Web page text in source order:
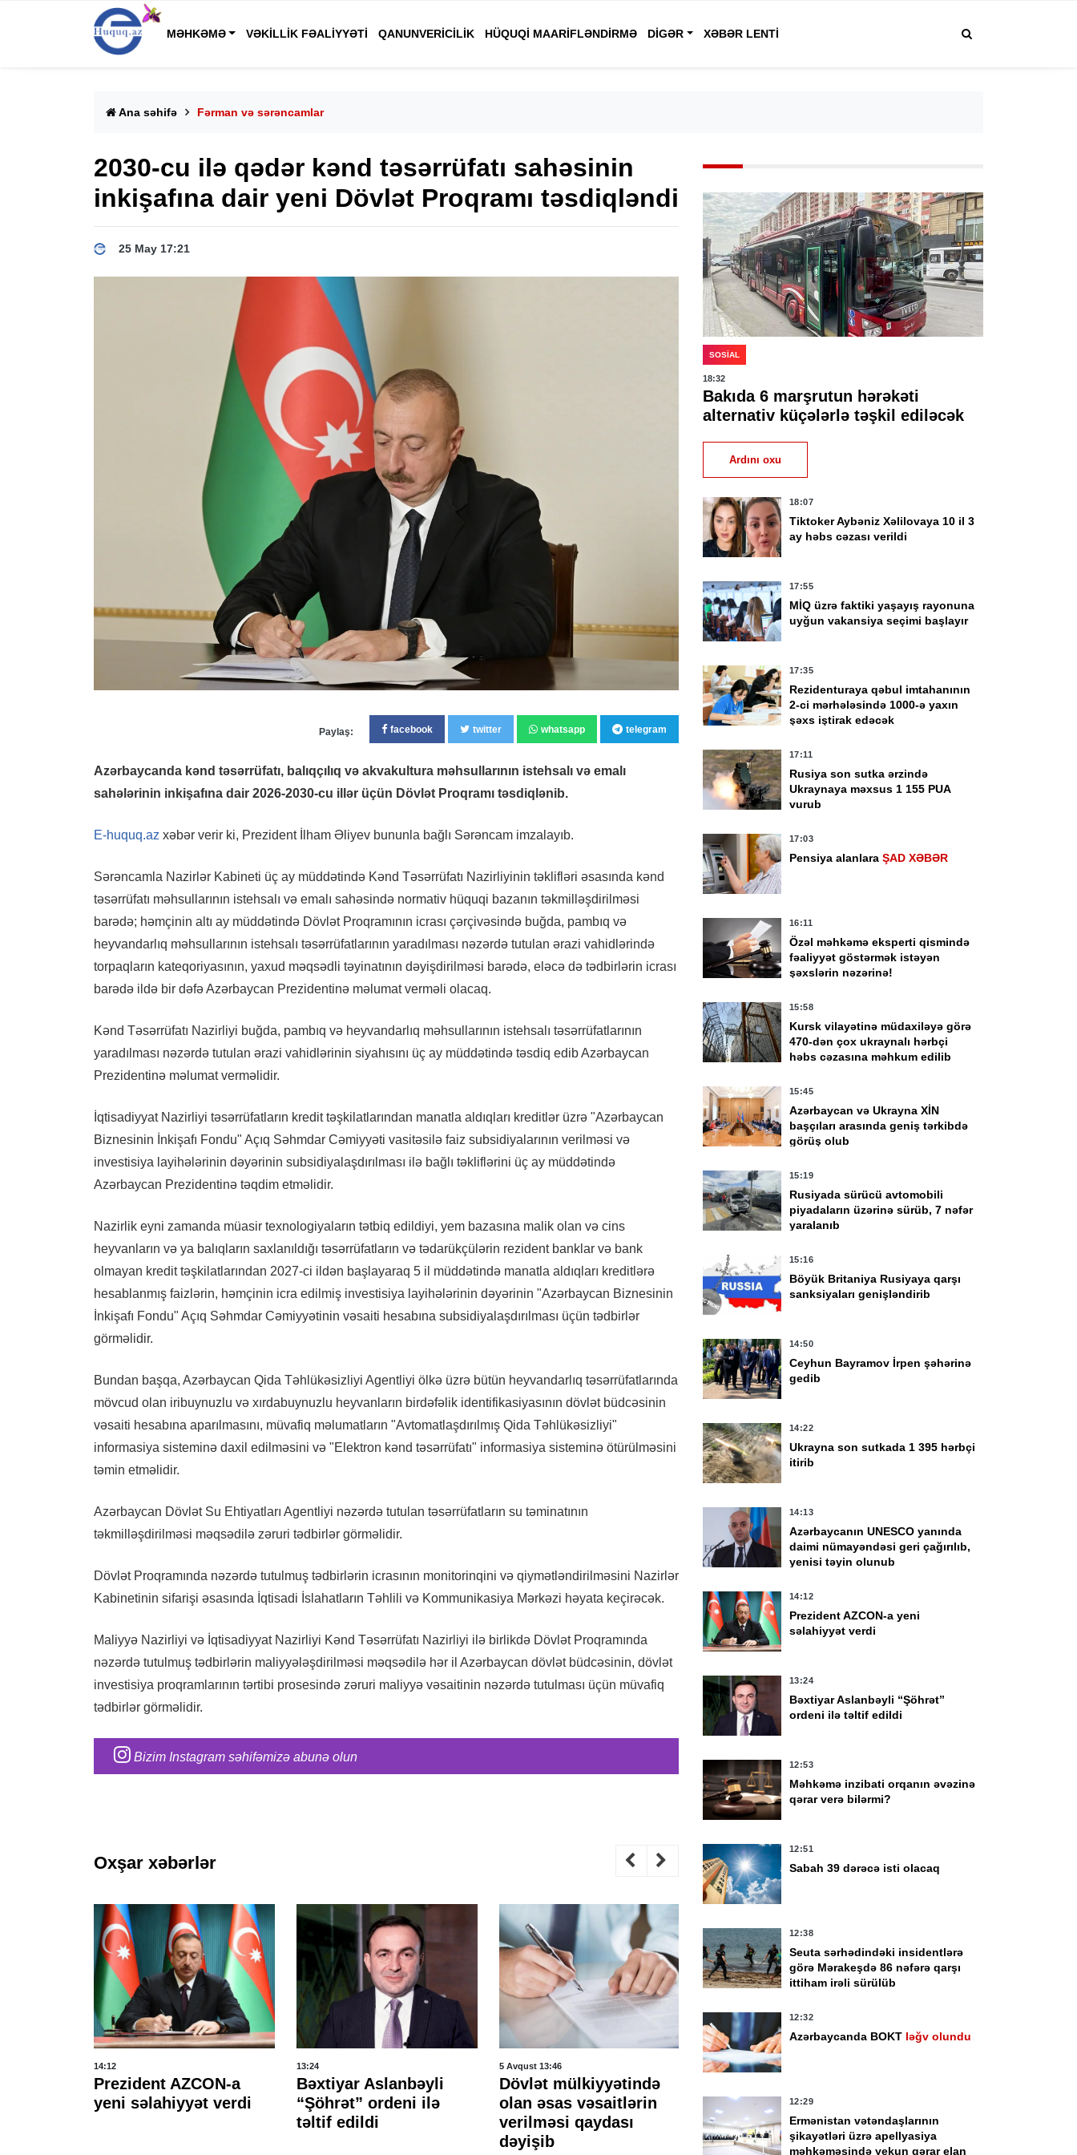
MƏHKƏMƏ VƏKILLIK FƏALIYYƏTI QANUNVERICILIK HÜQUQI MAARIFLƏNDIRMƏ DIGƏR XƏBƏR LENTI
Ana səhifə Fərman və sərəncamlar
2030-cu ilə qədər kənd təsərrüfatı sahəsinin
inkişafına dair yeni Dövlət Proqramı təsdiqləndi
25 May 17:21
Paylaş: facebook twitter whatsapp telegram
Azərbaycanda kənd təsərrüfatı, balıqçılıq və akvakultura məhsullarının istehsalı və emalı
sahələrinin inkişafına dair 2026-2030-cu illər üçün Dövlət Proqramı təsdiqlənib.
E-huquq.az xəbər verir ki, Prezident İlham Əliyev bununla bağlı Sərəncam imzalayıb.
Sərəncamla Nazirlər Kabineti üç ay müddətində Kənd Təsərrüfatı Nazirliyinin təklifləri əsasında kənd
təsərrüfatı məhsullarının istehsalı və emalı sahəsində normativ hüquqi bazanın təkmilləşdirilməsi
barədə; həmçinin altı ay müddətində Dövlət Proqramının icrası çərçivəsində buğda, pambıq və
heyvandarlıq məhsullarının istehsalı təsərrüfatlarının yaradılması nəzərdə tutulan ərazi vahidlərində
torpaqların kateqoriyasının, yaxud məqsədli təyinatının dəyişdirilməsi barədə, eləcə də tədbirlərin icrası
barədə ildə bir dəfə Azərbaycan Prezidentinə məlumat verməli olacaq.
Kənd Təsərrüfatı Nazirliyi buğda, pambıq və heyvandarlıq məhsullarının istehsalı təsərrüfatlarının
yaradılması nəzərdə tutulan ərazi vahidlərinin siyahısını üç ay müddətində təsdiq edib Azərbaycan
Prezidentinə məlumat verməlidir.
İqtisadiyyat Nazirliyi təsərrüfatların kredit təşkilatlarından manatla aldıqları kreditlər üzrə "Azərbaycan
Biznesinin İnkişafı Fondu" Açıq Səhmdar Cəmiyyəti vasitəsilə faiz subsidiyalarının verilməsi və
investisiya layihələrinin dəyərinin subsidiyalaşdırılması ilə bağlı təkliflərini üç ay müddətində
Azərbaycan Prezidentinə təqdim etməlidir.
Nazirlik eyni zamanda müasir texnologiyaların tətbiq edildiyi, yem bazasına malik olan və cins
heyvanların və ya balıqların saxlanıldığı təsərrüfatların və tədarükçülərin rezident banklar və bank
olmayan kredit təşkilatlarından 2027-ci ildən başlayaraq 5 il müddətində manatla aldıqları kreditlərə
hesablanmış faizlərin, həmçinin icra edilmiş investisiya layihələrinin dəyərinin "Azərbaycan Biznesinin
İnkişafı Fondu" Açıq Səhmdar Cəmiyyətinin vəsaiti hesabına subsidiyalaşdırılması üçün tədbirlər
görməlidir.
Bundan başqa, Azərbaycan Qida Təhlükəsizliyi Agentliyi ölkə üzrə bütün heyvandarlıq təsərrüfatlarında
mövcud olan iribuynuzlu və xırdabuynuzlu heyvanların birdəfəlik identifikasiyasının dövlət büdcəsinin
vəsaiti hesabına aparılmasını, müvafiq məlumatların "Avtomatlaşdırılmış Qida Təhlükəsizliyi"
informasiya sisteminə daxil edilməsini və "Elektron kənd təsərrüfatı" informasiya sisteminə ötürülməsini
təmin etməlidir.
Azərbaycan Dövlət Su Ehtiyatları Agentliyi nəzərdə tutulan təsərrüfatların su təminatının
təkmilləşdirilməsi məqsədilə zəruri tədbirlər görməlidir.
Dövlət Proqramında nəzərdə tutulmuş tədbirlərin icrasının monitorinqini və qiymətləndirilməsini Nazirlər
Kabinetinin sifarişi əsasında İqtisadi İslahatların Təhlili və Kommunikasiya Mərkəzi həyata keçirəcək.
Maliyyə Nazirliyi və İqtisadiyyat Nazirliyi Kənd Təsərrüfatı Nazirliyi ilə birlikdə Dövlət Proqramında
nəzərdə tutulmuş tədbirlərin maliyyələşdirilməsi məqsədilə hər il Azərbaycan dövlət büdcəsinin, dövlət
investisiya proqramlarının tərtibi prosesində zəruri maliyyə vəsaitinin nəzərdə tutulması üçün müvafiq
tədbirlər görməlidir.
Bizim Instagram səhifəmizə abunə olun
Oxşar xəbərlər
14:12
Prezident AZCON-a
yeni səlahiyyət verdi
13:24
Bəxtiyar Aslanbəyli
“Şöhrət” ordeni ilə
təltif edildi
5 Avqust 13:46
Dövlət mülkiyyətində
olan əsas vəsaitlərin
verilməsi qaydası
dəyişib
5 Avqust 13:34
məhdudiyyəti tətbiq
edilən sosial şəbəkə
platformalarının
şəbəkələrdə
ilə bağlı yeni tələblər
SOSIAL
18:32
Bakıda 6 marşrutun hərəkəti
alternativ küçələrlə təşkil ediləcək
Ardını oxu
18:07
Tiktoker Aybəniz Xəlilovaya 10 il 3
ay həbs cəzası verildi
17:55
MİQ üzrə faktiki yaşayış rayonuna
uyğun vakansiya seçimi başlayır
17:35
Rezidenturaya qəbul imtahanının
2-ci mərhələsində 1000-ə yaxın
şəxs iştirak edəcək
17:11
Rusiya son sutka ərzində
Ukraynaya məxsus 1 155 PUA
vurub
17:03
Pensiya alanlara ŞAD XƏBƏR
16:11
Özəl məhkəmə eksperti qismində
fəaliyyət göstərmək istəyən
şəxslərin nəzərinə!
15:58
Kursk vilayətinə müdaxiləyə görə
470-dən çox ukraynalı hərbçi
həbs cəzasına məhkum edilib
15:45
Azərbaycan və Ukrayna XİN
başçıları arasında geniş tərkibdə
görüş olub
15:19
Rusiyada sürücü avtomobili
piyadaların üzərinə sürüb, 7 nəfər
yaralanıb
15:16
Böyük Britaniya Rusiyaya qarşı
sanksiyaları genişləndirib
14:50
Ceyhun Bayramov İrpen şəhərinə
gedib
14:22
Ukrayna son sutkada 1 395 hərbçi
itirib
14:13
Azərbaycanın UNESCO yanında
daimi nümayəndəsi geri çağırılıb,
yenisi təyin olunub
14:12
Prezident AZCON-a yeni
səlahiyyət verdi
13:24
Bəxtiyar Aslanbəyli “Şöhrət”
ordeni ilə təltif edildi
12:53
Məhkəmə inzibati orqanın əvəzinə
qərar verə bilərmi?
12:51
Sabah 39 dərəcə isti olacaq
12:38
Seuta sərhədindəki insidentlərə
görə Mərakeşdə 86 nəfərə qarşı
ittiham irəli sürülüb
12:32
Azərbaycanda BOKT ləğv olundu
12:29
Ermənistan vətəndaşlarının
şikayətləri üzrə apellyasiya
məhkəməsində yekun qərar elan